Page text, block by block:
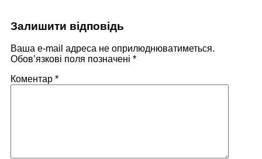
Залишити відповідь
Ваша e-mail адреса не оприлюднюватиметься.
Обов’язкові поля позначені *
Коментар *